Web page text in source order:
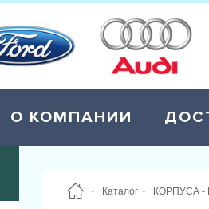
О КОМПАНИИ
Каталог КОРПУСА -